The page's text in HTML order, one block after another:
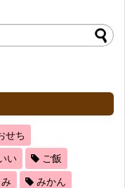
せち
い ご飯
みかん